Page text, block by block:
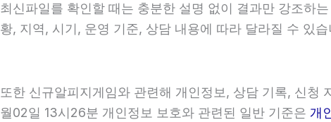
최신파일를 확인할 때는 충분한 설명 없이 결과만 강조하
황, 지역, 시기, 운영 기준, 상담 내용에 따라 달라질 수 있
또한 신규알피지게임와 관련해 개인정보, 상담 기록, 신
월02일 13시26분 개인정보 보호와 관련된 일반 기준은 개